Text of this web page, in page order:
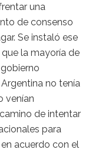
una
de consenso
Se instaló ese
la mayoría de
no tenía
venían
de intentar
para
acuerdo con el